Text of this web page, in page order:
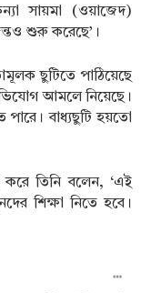
সায়মা (ওয়াজেদ)
শুরু করেছে’।
ছুটিতে পাঠিয়েছে
আমলে নিয়েছে।
বাধ্যছুটি হয়তো
তিনি বলেন, ‘এই
শিক্ষা নিতে হবে।